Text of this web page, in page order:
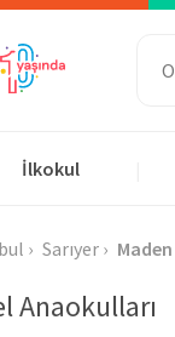
İlkokul
Sarıyer Maden
Anaokulları